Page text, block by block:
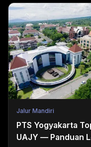
Jalur Mandiri
PTS Yogyakarta
UAJY — Panduan